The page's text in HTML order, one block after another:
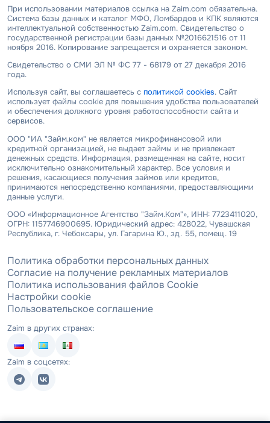
При использовании материалов ссылка на Zaim.com обязательна.
Система базы данных и каталог МФО, Ломбардов и КПК являются
интеллектуальной собственностью Zaim.com. Свидетельство о
государственной регистрации базы данных №2016621516 от 11
ноября 2016. Копирование запрещается и охраняется законом.
Свидетельство о СМИ ЭЛ № ФС 77 - 68179 от 27 декабря 2016
года.
Используя сайт, вы соглашаетесь с политикой cookies. Сайт
использует файлы cookie для повышения удобства пользователей
и обеспечения должного уровня работоспособности сайта и
сервисов.
ООО "ИА "Займ.ком" не является микрофинансовой или
кредитной организацией, не выдает займы и не привлекает
денежных средств. Информация, размещенная на сайте, носит
исключительно ознакомительный характер. Все условия и
решения, касающиеся получения займов или кредитов,
принимаются непосредственно компаниями, предоставляющими
данные услуги.
ООО «Информационное Агентство "Займ.Ком"», ИНН: 7723411020,
ОГРН: 1157746900695. Юридический адрес: 428022, Чувашская
Республика, г. Чебоксары, ул. Гагарина Ю., зд. 55, помещ. 19
Политика обработки персональных данных
Согласие на получение рекламных материалов
Политика использования файлов Cookie
Настройки cookie
Пользовательское соглашение
Zaim в других странах:
Zaim в соцсетях: